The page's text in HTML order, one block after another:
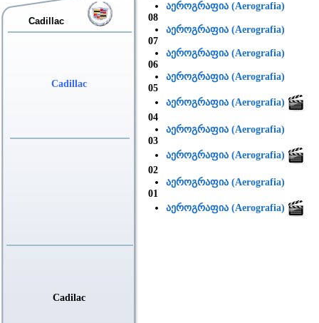
Cadillac
Cadillac
Cadilac
აეროგრაფია (Aerografia)
08
აეროგრაფია (Aerografia)
07
აეროგრაფია (Aerografia)
06
აეროგრაფია (Aerografia)
05
აეროგრაფია (Aerografia)
04
აეროგრაფია (Aerografia)
03
აეროგრაფია (Aerografia)
02
აეროგრაფია (Aerografia)
01
აეროგრაფია (Aerografia)